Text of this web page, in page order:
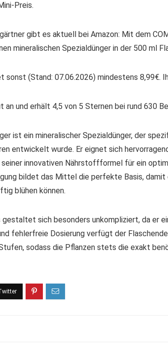
Preis.
gibt es aktuell bei Amazon: Mit dem
mineralischen Spezialdünger in der 500 ml
(Stand: 07.06.2026) mindestens 8,99€.
und erhält 4,5 von 5 Sternen bei rund 630
ist ein mineralischer Spezialdünger, der
entwickelt wurde. Er eignet sich
innovativen Nährstoffformel für ein
bildet das Mittel die perfekte Basis, damit
blühen können.
gestaltet sich besonders unkompliziert, da er
fehlerfreie Dosierung verfügt der
sodass die Pflanzen stets die exakt